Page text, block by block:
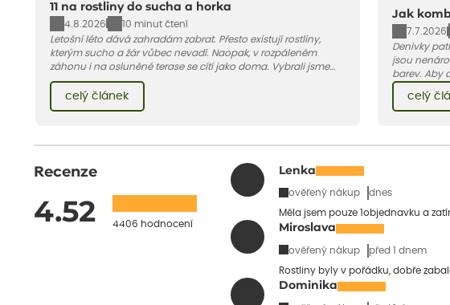
11 na rostliny do sucha a horka
4.8.2026
10 minut čtení
Letošní léto dává zahradám zabrat. Přesto existují rostliny,
kterým sucho a žár vůbec nevadí. Naopak, v rozpáleném
záhonu i na osluněné terase se cítí jako doma. Vybrali jsme
pro vás 11 tipů na odolné druhy, které zvládnou horké a suché
léto bez pravidelné zálivky. Pojďme se podívat, které to jsou.
celý článek
Jak
7.7.2026
Denivky
jsou
barev. Aby
jakými
celý
Recenze
4.52 4406 hodnocení
Lenka
ověřený nákup dnes
Měla jsem pouze 1objednavku a
Miroslava
ověřený nákup před 1 dnem
Rostliny byly v pořádku, dobře
Dominika